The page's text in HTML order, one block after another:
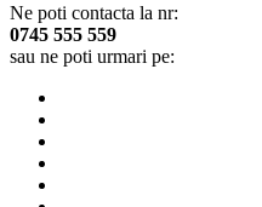
Ne poti contacta la nr:
0745 555 559
sau ne poti urmari pe: